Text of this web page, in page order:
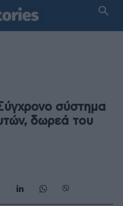
σύστημα
δωρεά του